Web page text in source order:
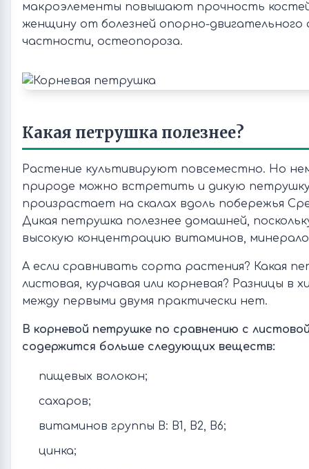
макроэлементы повышают прочность
женщину от болезней опорно-
частности, остеопороза.
Какая петрушка полезнее?
Растение культивируют повсеместно. Но
природе можно встретить и дикую
произрастает на скалах вдоль побережья
Дикая петрушка полезнее домашней,
высокую концентрацию витаминов,
А если сравнивать сорта растения? Какая
листовая, курчавая или корневая? Разницы в
между первыми двумя практически нет.
В корневой петрушке по сравнению с
содержится больше следующих веществ:
пищевых волокон;
сахаров;
витаминов группы В: В1, В2, В6;
цинка;